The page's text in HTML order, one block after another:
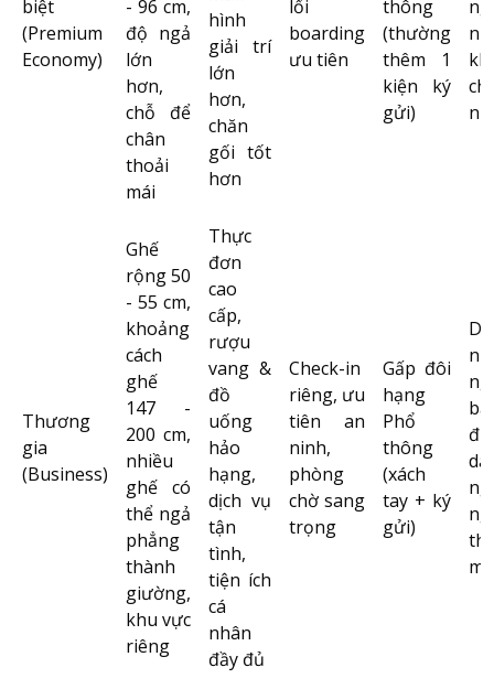
biệt
(Premium
Economy)
- 96 cm,
độ ngả
lớn
hơn,
chỗ để
chân
thoải
mái
hình
giải trí
lớn
hơn,
chăn
gối tốt
hơn
lối
boarding
ưu tiên
thông
(thường
thêm 1
kiện ký
gửi)
Thương
gia
(Business)
Ghế
rộng 50
- 55 cm,
khoảng
cách
ghế
147 -
200 cm,
nhiều
ghế có
thể ngả
phẳng
thành
giường,
khu vực
riêng
Thực
đơn
cao
cấp,
rượu
vang &
đồ
uống
hảo
hạng,
dịch vụ
tận
tình,
tiện ích
cá
nhân
đầy đủ
Check-in
riêng, ưu
tiên an
ninh,
phòng
chờ sang
trọng
Gấp đôi
hạng
Phổ
thông
(xách
tay + ký
gửi)